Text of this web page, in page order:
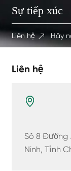
Sự tiếp xúc
Liên hệ  Hãy
Liên hệ
Số 8 Đường
Ninh, Tỉnh